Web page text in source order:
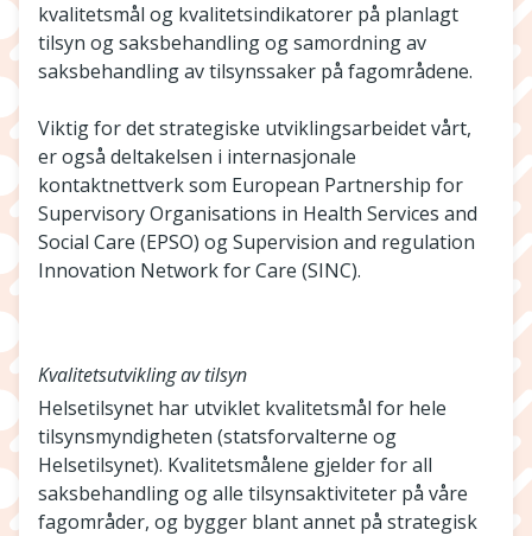
kvalitetsmål og kvalitetsindikatorer på planlagt
tilsyn og saksbehandling og samordning av
saksbehandling av tilsynssaker på fagområdene.
Viktig for det strategiske utviklingsarbeidet vårt,
er også deltakelsen i internasjonale
kontaktnettverk som European Partnership for
Supervisory Organisations in Health Services and
Social Care (EPSO) og Supervision and regulation
Innovation Network for Care (SINC).
Kvalitetsutvikling av tilsyn
Helsetilsynet har utviklet kvalitetsmål for hele
tilsynsmyndigheten (statsforvalterne og
Helsetilsynet). Kvalitetsmålene gjelder for all
saksbehandling og alle tilsynsaktiviteter på våre
fagområder, og bygger blant annet på strategisk